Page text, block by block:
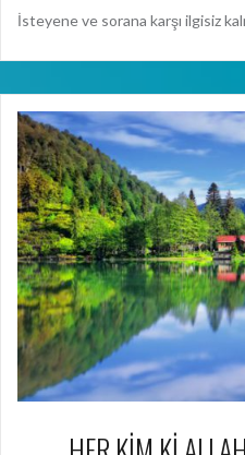
İsteyene ve sorana karşı ilgisiz